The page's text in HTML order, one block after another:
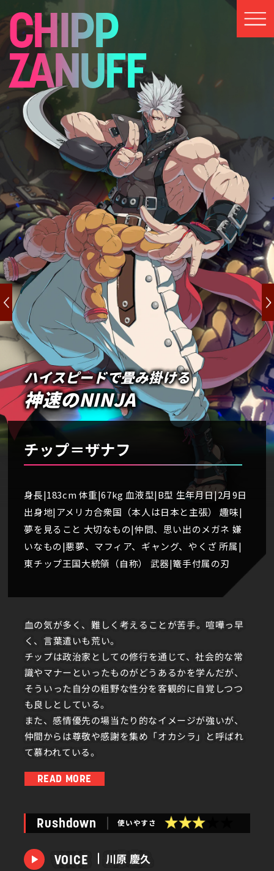
CHIPP
ZANUFF
ハイスピードで畳み掛ける
神速のNINJA
チップ＝ザナフ
身長|183cm 体重|67kg 血液型|B型 生年月日|2月9日
出身地|アメリカ合衆国（本人は日本と主張） 趣味|
夢を見ること 大切なもの|仲間、思い出のメガネ 嫌
いなもの|悪夢、マフィア、ギャング、やくざ 所属|
東チップ王国大統領（自称） 武器|篭手付属の刃
血の気が多く、難しく考えることが苦手。喧嘩っ早
く、言葉遣いも荒い。
チップは政治家としての修行を通じて、社会的な常
識やマナーといったものがどうあるかを学んだが、
そういった自分の粗野な性分を客観的に自覚しつつ
も良しとしている。
また、感情優先の場当たり的なイメージが強いが、
仲間からは尊敬や感謝を集め「オカシラ」と呼ばれ
て慕われている。
正したいと考えている忍者。
短絡的な性格で難しいことを考えることが苦手であ
るが、戦闘では冷静な判断力が持てる一流の戦士。
READ MORE
Rushdown 使いやすさ
VOICE 川原 慶久